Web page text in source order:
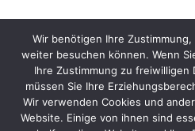
Wir benötigen Ihre
weiter besuchen können. Wenn
Ihre Zustimmung zu freiwilligen
müssen Sie Ihre
Wir verwenden Cookies und
Website. Einige von ihnen sind